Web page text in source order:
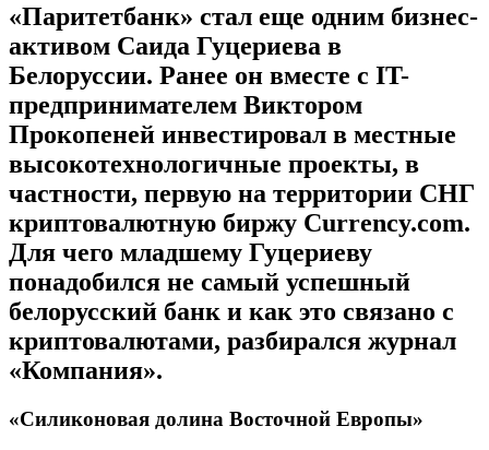
«Паритетбанк» стал еще одним бизнес-
активом Саида Гуцериева в
Белоруссии. Ранее он вместе с IT-
предпринимателем Виктором
Прокопеней инвестировал в местные
высокотехнологичные проекты, в
частности, первую на территории СНГ
криптовалютную биржу Currency.com.
Для чего младшему Гуцериеву
понадобился не самый успешный
белорусский банк и как это связано с
криптовалютами, разбирался журнал
«Компания».
«Силиконовая долина Восточной Европы»